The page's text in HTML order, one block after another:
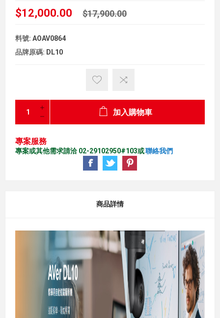
$12,000.00 $17,900.00
料號: AOAV0864
品牌原碼: DL10
加入購物車
專案服務
專案或其他需求請洽 02-29102950#103或聯絡我們
商品詳情